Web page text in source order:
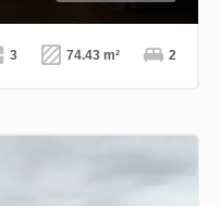
3 74.43 m² 2